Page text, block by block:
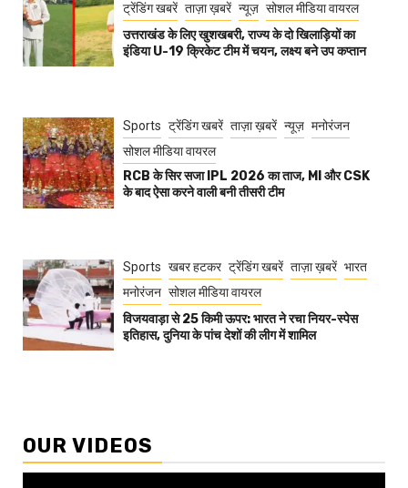
ट्रेंडिंग खबरें ताज़ा ख़बरें न्यूज़ सोशल मीडिया वायरल
उत्तराखंड के लिए खुशखबरी, राज्य के दो खिलाड़ियों का
इंडिया U-19 क्रिकेट टीम में चयन, लक्ष्य बने उप कप्तान
Sports ट्रेंडिंग खबरें ताज़ा ख़बरें न्यूज़ मनोरंजन
सोशल मीडिया वायरल
RCB के सिर सजा IPL 2026 का ताज, MI और CSK
के बाद ऐसा करने वाली बनी तीसरी टीम
Sports खबर हटकर ट्रेंडिंग खबरें ताज़ा ख़बरें भारत
मनोरंजन सोशल मीडिया वायरल
विजयवाड़ा से 25 किमी ऊपर: भारत ने रचा नियर-स्पेस
इतिहास, दुनिया के पांच देशों की लीग में शामिल
OUR VIDEOS